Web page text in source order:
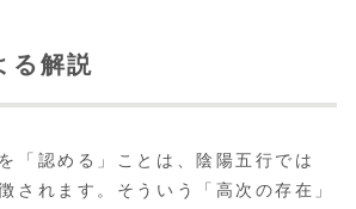
る解説
「認める」ことは、陰陽五行では
されます。そういう「高次の存在」